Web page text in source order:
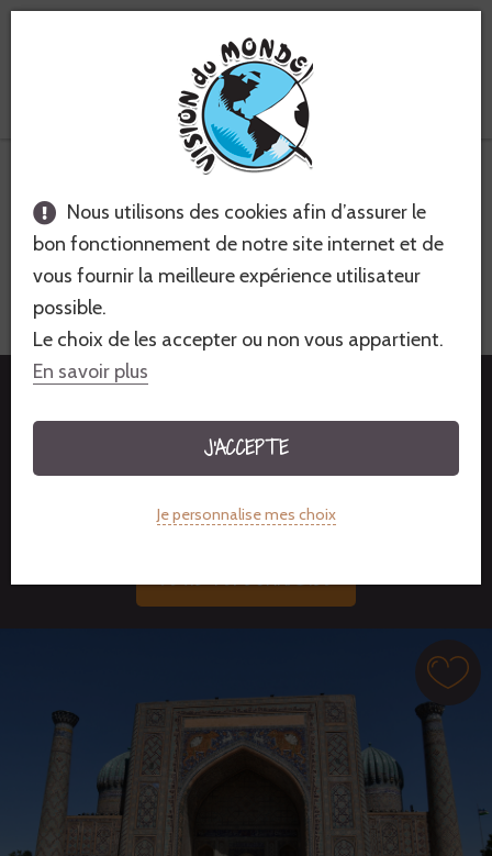
Nous utilisons des cookies afin d’assurer le
bon fonctionnement de notre site internet et de
vous fournir la meilleure expérience utilisateur
possible.
Le choix de les accepter ou non vous appartient.
En savoir plus
J'ACCEPTE
Je personnalise mes choix
Ouzbékistan
IMMERSION ET CULTURE SUR LA
ROUTE DE LA SOIE
VOYAGE CULTUREL - 15 JOURS - FACILE
DEVIS PERSONNALISÉ